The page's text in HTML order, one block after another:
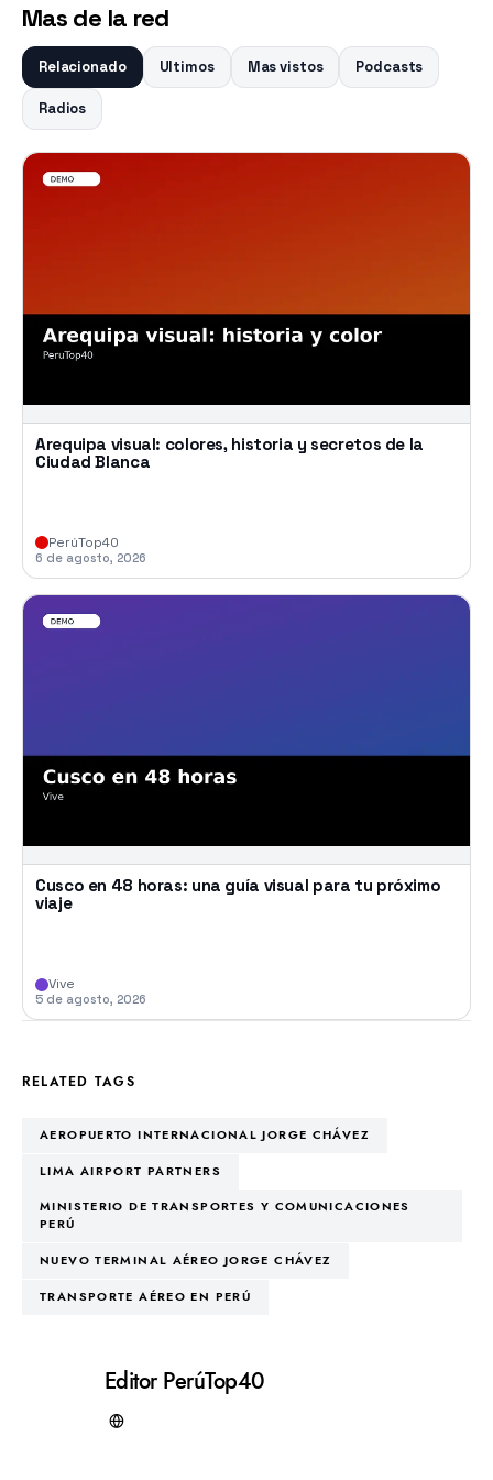
Mas de la red
Relacionado Ultimos Mas vistos Podcasts
Radios
Arequipa visual: colores, historia y secretos de la
Ciudad Blanca
PerúTop40
6 de agosto, 2026
Cusco en 48 horas: una guía visual para tu próximo
viaje
Vive
5 de agosto, 2026
RELATED TAGS
AEROPUERTO INTERNACIONAL JORGE CHÁVEZ
LIMA AIRPORT PARTNERS
MINISTERIO DE TRANSPORTES Y COMUNICACIONES
PERÚ
NUEVO TERMINAL AÉREO JORGE CHÁVEZ
TRANSPORTE AÉREO EN PERÚ
Editor PerúTop40